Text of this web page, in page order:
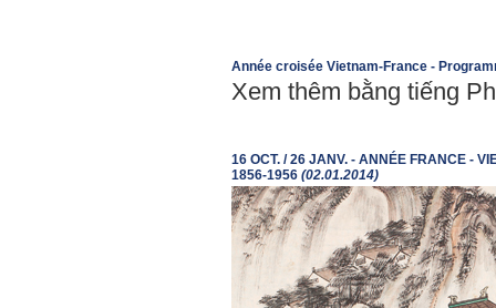
Année croisée Vietnam-France -
Xem thêm bằng tiếng
16 OCT. / 26 JANV. - ANNÉE FRANCE -
1856-1956 (02.01.2014)